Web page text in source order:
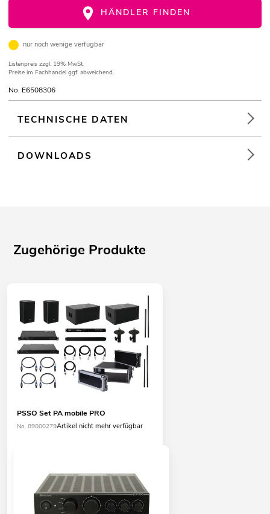
HÄNDLER FINDEN
nur noch wenige verfügbar
Listenpreis zzgl. 19% MwSt.
Preise im Fachhandel ggf. abweichend.
No. E6508306
TECHNISCHE DATEN
DOWNLOADS
Zugehörige Produkte
PSSO Set PA mobile PRO
No. 09000279Artikel nicht mehr verfügbar